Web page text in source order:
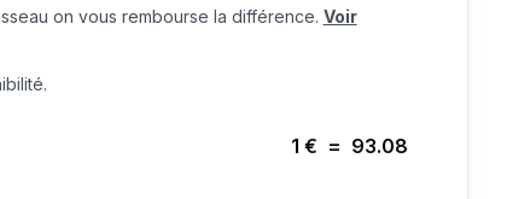
on vous rembourse la différence. Voir
1 € = 93.08